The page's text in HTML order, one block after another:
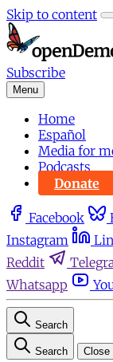
Skip to content
Subscribe
Menu
Home
Español
Media for
Podcasts
Donate
Facebook
Instagram
Reddit
Whatsapp
Search
Search Close